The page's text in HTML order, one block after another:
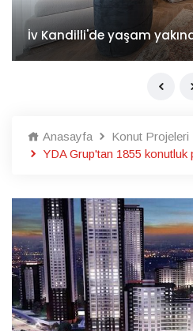
İv Kandilli'de yaşam
Anasayfa
Konut Projeleri
YDA Grup'tan 1855